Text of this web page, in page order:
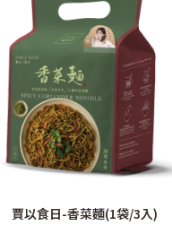
賈以食日-香菜麵(1袋/3入)